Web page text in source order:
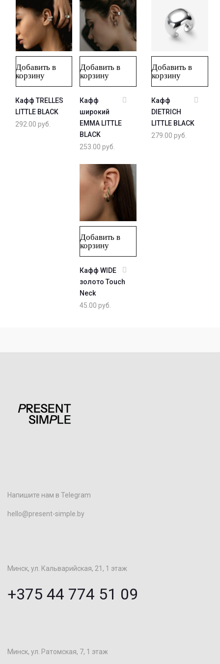
Добавить в
корзину
Кафф TRELLES
LITTLE BLACK
292.00руб.
Добавить в
корзину
Кафф
широкий
EMMA LITTLE
BLACK
253.00руб.
Добавить в
корзину
Кафф
DIETRICH
LITTLE BLACK
279.00руб.
Добавить в
корзину
Кафф WIDE
золото Touch
Neck
45.00руб.
Напишите нам в Telegram
hello@present-simple.by
Минск, ул. Кальварийская, 21, 1 этаж
+375 44 774 51 09
Минск, ул. Ратомская, 7, 1 этаж